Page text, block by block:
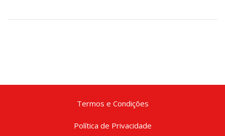
Termos e Condições
Política de Privacidade